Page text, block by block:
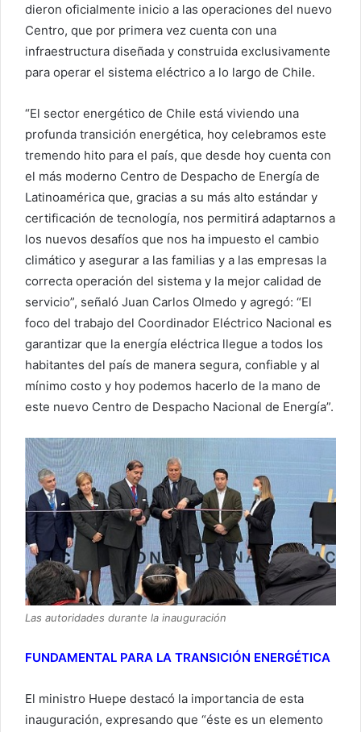
dieron oficialmente inicio a las operaciones del nuevo
Centro, que por primera vez cuenta con una
infraestructura diseñada y construida exclusivamente
para operar el sistema eléctrico a lo largo de Chile.
“El sector energético de Chile está viviendo una
profunda transición energética, hoy celebramos este
tremendo hito para el país, que desde hoy cuenta con
el más moderno Centro de Despacho de Energía de
Latinoamérica que, gracias a su más alto estándar y
certificación de tecnología, nos permitirá adaptarnos a
los nuevos desafíos que nos ha impuesto el cambio
climático y asegurar a las familias y a las empresas la
correcta operación del sistema y la mejor calidad de
servicio”, señaló Juan Carlos Olmedo y agregó: “El
foco del trabajo del Coordinador Eléctrico Nacional es
garantizar que la energía eléctrica llegue a todos los
habitantes del país de manera segura, confiable y al
mínimo costo y hoy podemos hacerlo de la mano de
este nuevo Centro de Despacho Nacional de Energía”.
Las autoridades durante la inauguración
FUNDAMENTAL PARA LA TRANSICIÓN ENERGÉTICA
El ministro Huepe destacó la importancia de esta
inauguración, expresando que “éste es un elemento